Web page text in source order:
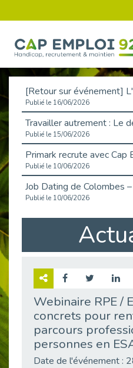
Publié le 16/06/2026
Publié le 15/06/2026
Publié le 10/06/2026
Publié le 10/06/2026
Publié le 09/06/2026
Publié le 30/05/2026
Webinaire RPE /
concrets pour
parcours
personnes en
Date de l'événement :